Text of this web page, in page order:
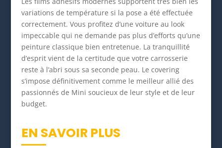
variations de température si la pose a été effectuée
correctement. Vous profitez d’une voiture au look
impeccable qui ne demande pas plus d’efforts qu’une
peinture classique bien entretenue. La tranquillité
d’esprit vient de la certitude que votre carrosserie
reste à l’abri sous sa seconde peau. Le covering
s’impose définitivement comme le meilleur allié des
passionnés de Mini soucieux de leur style et de leur
budget.
EN SAVOIR PLUS